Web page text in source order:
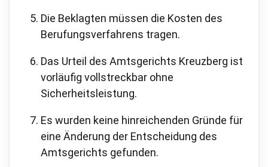
Die Beklagten müssen die Kosten des
Berufungsverfahrens tragen.
Das Urteil des Amtsgerichts Kreuzberg ist
vorläufig vollstreckbar ohne
Sicherheitsleistung.
Es wurden keine hinreichenden Gründe für
eine Änderung der Entscheidung des
Amtsgerichts gefunden.